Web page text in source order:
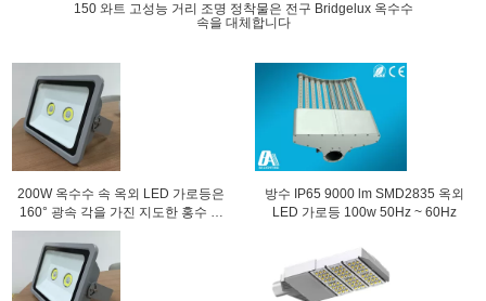
150 와트 고성능 거리 조명 정착물은 전구 Bridgelux 옥수수
속을 대체합니다
200W 옥수수 속 옥외 LED 가로등은
160° 광속 각을 가진 지도한 홍수 빛
을 방수 처리합니다
방수 IP65 9000 lm SMD2835 옥외
LED 가로등 100w 50Hz ~ 60Hz